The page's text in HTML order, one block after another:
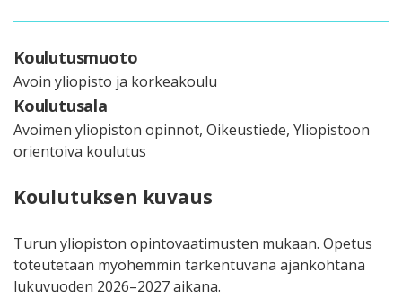
Koulutusmuoto
Avoin yliopisto ja korkeakoulu
Koulutusala
Avoimen yliopiston opinnot, Oikeustiede, Yliopistoon
orientoiva koulutus
Koulutuksen kuvaus
Turun yliopiston opintovaatimusten mukaan. Opetus
toteutetaan myöhemmin tarkentuvana ajankohtana
lukuvuoden 2026–2027 aikana.